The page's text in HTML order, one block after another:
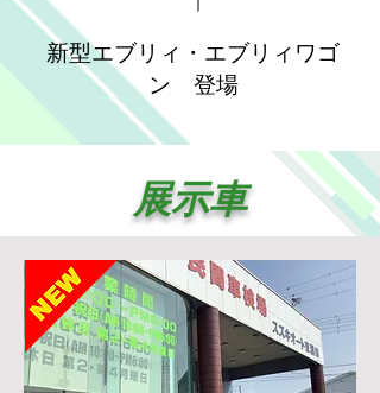
新型エブリィ・エブリィワゴ
ン 登場
展示車